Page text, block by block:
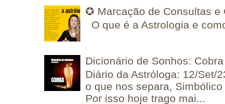
✪ Marcação de Consultas e
O que é a Astrologia e
Dicionário de Sonhos: Cobra
Diário da Astróloga: 12/Set/
o que nos separa,
Por isso hoje trago mai...